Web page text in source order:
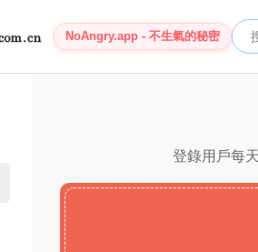
NoAngry.app - 不生氣的秘密
登錄用戶每